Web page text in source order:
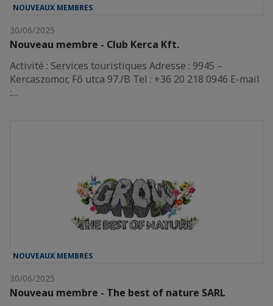
NOUVEAUX MEMBRES
30/06/2025
Nouveau membre - Club Kerca Kft.
Activité : Services touristiques Adresse : 9945 –
Kercaszomor, Fő utca 97./B Tel : +36 20 218 0946 E-mail
:…
NOUVEAUX MEMBRES
30/06/2025
Nouveau membre - The best of nature SARL